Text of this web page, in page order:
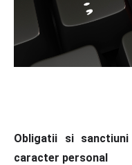
Obligatii si
caracter personal